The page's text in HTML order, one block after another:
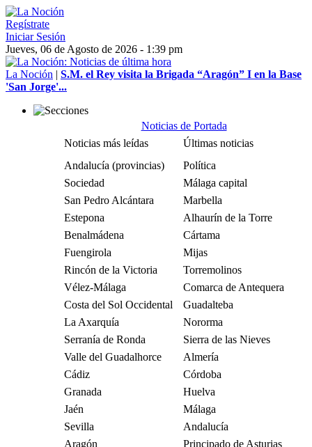
Regístrate
Iniciar Sesión
Jueves, 06 de Agosto de 2026 - 1:39 pm
La Noción | S.M. el Rey visita la Brigada “Aragón” I en la Base
'San Jorge'...
Noticias de Portada
Noticias más leídas
Últimas noticias
Andalucía (provincias)
Política
Sociedad
Málaga capital
San Pedro Alcántara
Marbella
Estepona
Alhaurín de la Torre
Benalmádena
Cártama
Fuengirola
Mijas
Rincón de la Victoria
Torremolinos
Vélez-Málaga
Comarca de Antequera
Costa del Sol Occidental
Guadalteba
La Axarquía
Nororma
Serranía de Ronda
Sierra de las Nieves
Valle del Guadalhorce
Almería
Cádiz
Córdoba
Granada
Huelva
Jaén
Málaga
Sevilla
Andalucía
Aragón
Principado de Asturias